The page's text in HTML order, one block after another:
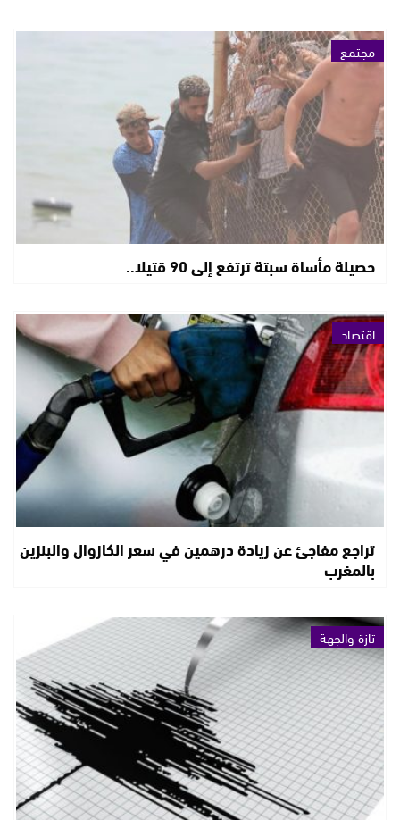
مجتمع
حصيلة مأساة سبتة ترتفع إلى 90 قتيلا..
اقتصاد
تراجع مفاجئ عن زيادة درهمين في سعر الكازوال والبنزين
بالمغرب
تازة والجهة